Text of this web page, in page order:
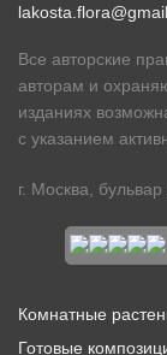
Все авторские
авторам и
изданиях
с указанием
г. Москва,
Комнатные
Готовые